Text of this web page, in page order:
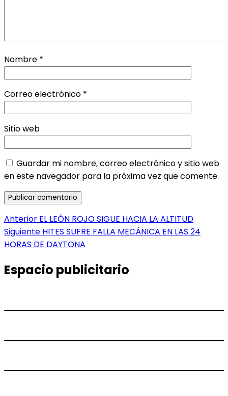
Nombre *
Correo electrónico *
Sitio web
Guardar mi nombre, correo electrónico y sitio web
en este navegador para la próxima vez que comente.
Navegación
de
Anterior Entrada
anterior:
EL LEÓN ROJO SIGUE HACIA LA ALTITUD
Siguiente Entrada
siguiente:
HITES SUFRE FALLA MECÁNICA EN LAS 24
HORAS DE DAYTONA
Espacio publicitario